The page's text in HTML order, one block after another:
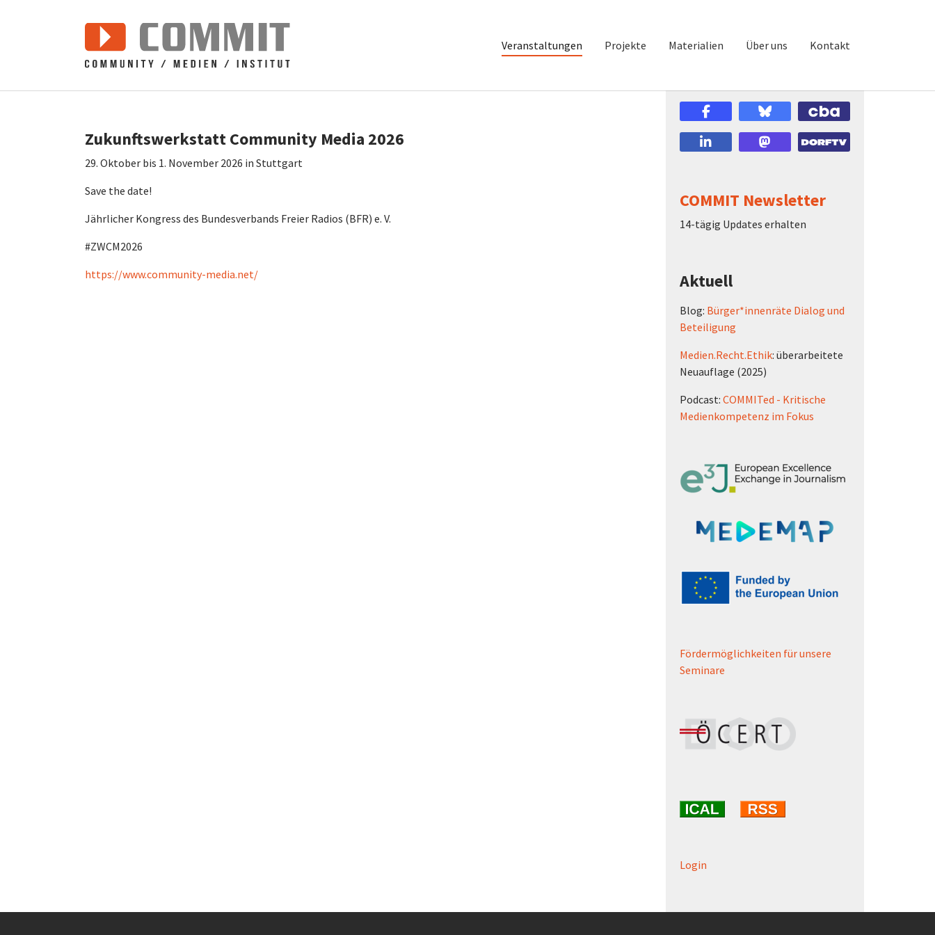
Veranstaltungen Projekte Materialien Über uns Kontakt
Zukunftswerkstatt Community Media 2026
29. Oktober bis 1. November 2026 in Stuttgart
Save the date!
Jährlicher Kongress des Bundesverbands Freier Radios (BFR) e. V.
#ZWCM2026
https://www.community-media.net/
COMMIT Newsletter
14-tägig Updates erhalten
Aktuell
Blog: Bürger*innenräte Dialog und
Beteiligung
Medien.Recht.Ethik: überarbeitete
Neuauflage (2025)
Podcast: COMMITed - Kritische
Medienkompetenz im Fokus
Fördermöglichkeiten für unsere
Seminare
Login